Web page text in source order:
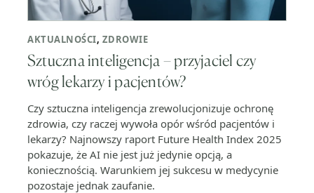
AKTUALNOŚCI, ZDROWIE
Sztuczna inteligencja – przyjaciel czy
wróg lekarzy i pacjentów?
Czy sztuczna inteligencja zrewolucjonizuje ochronę
zdrowia, czy raczej wywoła opór wśród pacjentów i
lekarzy? Najnowszy raport Future Health Index 2025
pokazuje, że AI nie jest już jedynie opcją, a
koniecznością. Warunkiem jej sukcesu w medycynie
pozostaje jednak zaufanie.